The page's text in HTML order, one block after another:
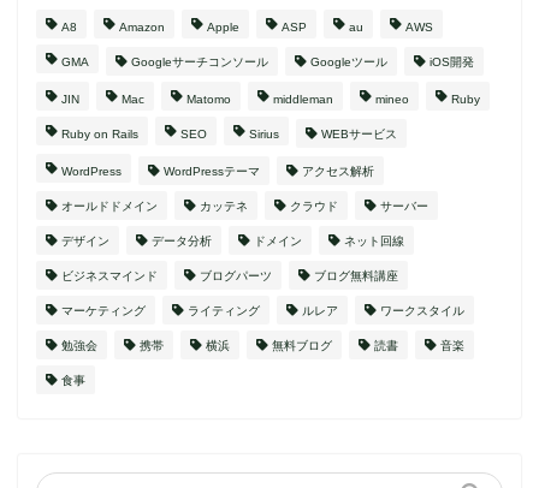
A8 Amazon Apple ASP au AWS
GMA Googleサーチコンソール Googleツール iOS開発
JIN Mac Matomo middleman mineo Ruby
Ruby on Rails SEO Sirius WEBサービス
WordPress WordPressテーマ アクセス解析
オールドドメイン カッテネ クラウド サーバー
デザイン データ分析 ドメイン ネット回線
ビジネスマインド ブログパーツ ブログ無料講座
マーケティング ライティング ルレア ワークスタイル
勉強会 携帯 横浜 無料ブログ 読書 音楽
食事